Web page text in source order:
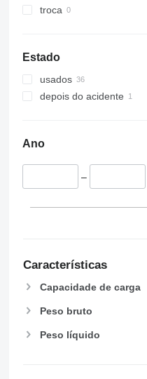
troca
Estado
usados
depois do acidente
Ano
–
Características
Capacidade de carga
Peso bruto
Peso líquido